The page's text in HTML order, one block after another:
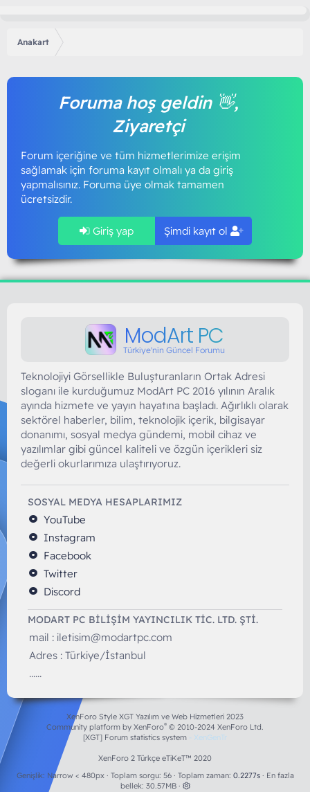
Anakart
Foruma hoş geldin 👋,
Ziyaretçi
Forum içeriğine ve tüm hizmetlerimize erişim
sağlamak için foruma kayıt olmalı ya da giriş
yapmalısınız. Foruma üye olmak tamamen
ücretsizdir.
Giriş yap Şimdi kayıt ol
ModArt PC
Türkiye'nin Güncel Forumu
Teknolojiyi Görsellikle Buluşturanların Ortak Adresi
sloganı ile kurduğumuz ModArt PC 2016 yılının Aralık
ayında hizmete ve yayın hayatına başladı. Ağırlıklı olarak
sektörel haberler, bilim, teknolojik içerik, bilgisayar
donanımı, sosyal medya gündemi, mobil cihaz ve
yazılımlar gibi güncel kaliteli ve özgün içerikleri siz
değerli okurlarımıza ulaştırıyoruz.
SOSYAL MEDYA HESAPLARIMIZ
YouTube
Instagram
Facebook
Twitter
Discord
MODART PC BILIŞIM YAYINCILIK TİC. LTD. ŞTİ.
mail : iletisim@modartpc.com
Adres : Türkiye/İstanbul
......
XenForo Style XGT Yazılım ve Web Hizmetleri 2023
Community platform by XenForo® © 2010-2024 XenForo Ltd.
[XGT] Forum statistics system
- XenGenTr
XenForo 2 Türkçe eTiKeT™ 2020
Genişlik
Toplam sorgu 56 Toplam zaman 0.2277s
En fazla
bellek 30.57MB